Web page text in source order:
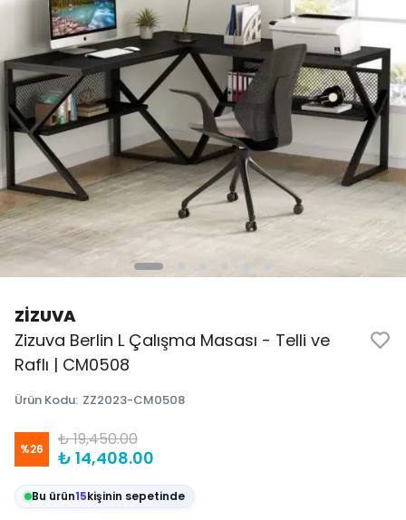
ZİZUVA
Zizuva Berlin L Çalışma Masası - Telli ve
Raflı | CM0508
Ürün Kodu: ZZ2023-CM0508
%26 ₺ 19,450.00
₺ 14,408.00
Bu ürün15kişinin sepetinde